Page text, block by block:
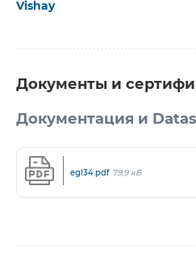
Vishay
Документы и
Документация и
egl34.pdf 79,9 кБ